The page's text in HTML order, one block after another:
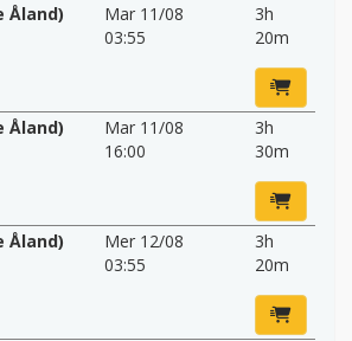
Åland)
Mar 11/08
03:55
3h
20m
Åland)
Mar 11/08
16:00
3h
30m
Åland)
Mer 12/08
03:55
3h
20m